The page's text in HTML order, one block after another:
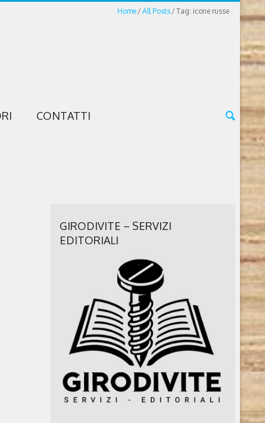
Home All Posts Tag: icone russe
CONTATTI
GIRODIVITE – SERVIZI
EDITORIALI